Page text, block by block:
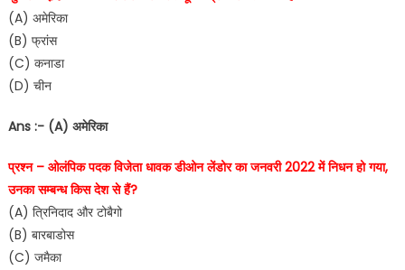
(A) अमेरिका
(B) फ्रांस
(C) कनाडा
(D) चीन
Ans :- (A) अमेरिका
प्रश्न – ओलंपिक पदक विजेता धावक डीओन लेंडोर का जनवरी 2022 में निधन हो गया,
उनका सम्बन्ध किस देश से हैं?
(A) त्रिनिदाद और टोबैगो
(B) बारबाडोस
(C) जमैका